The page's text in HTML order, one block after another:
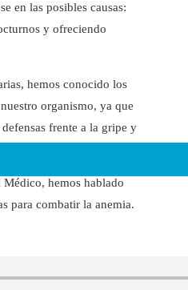
en las posibles causas:
y ofreciendo
hemos conocido los
organismo, ya que
frente a la gripe y
Médico, hemos hablado
para combatir la anemia.